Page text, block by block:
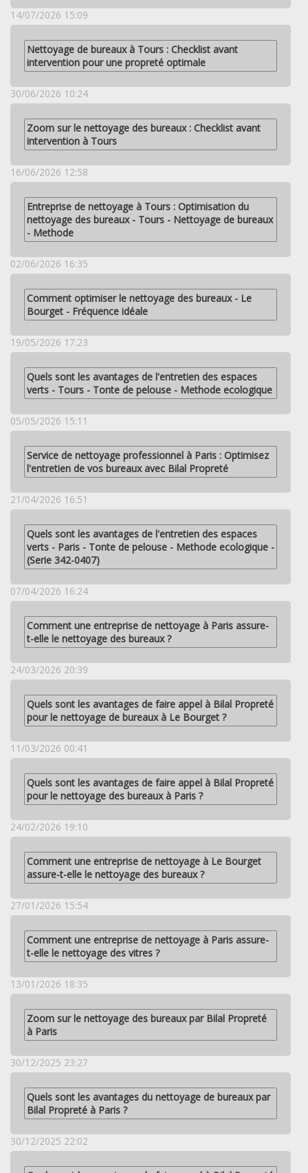
14/07/2026 15:09
Nettoyage de bureaux à Tours : Checklist avant
intervention pour une propreté optimale
30/06/2026 10:24
Zoom sur le nettoyage des bureaux : Checklist avant
intervention à Tours
16/06/2026 12:58
Entreprise de nettoyage à Tours : Optimisation du
nettoyage des bureaux - Tours - Nettoyage de bureaux
- Methode
02/06/2026 16:35
Comment optimiser le nettoyage des bureaux - Le
Bourget - Fréquence idéale
19/05/2026 17:23
Quels sont les avantages de l'entretien des espaces
verts - Tours - Tonte de pelouse - Methode ecologique
05/05/2026 15:11
Service de nettoyage professionnel à Paris : Optimisez
l'entretien de vos bureaux avec Bilal Propreté
21/04/2026 16:51
Quels sont les avantages de l'entretien des espaces
verts - Paris - Tonte de pelouse - Methode ecologique -
(Serie 342-0407)
07/04/2026 16:24
Comment une entreprise de nettoyage à Paris assure-
t-elle le nettoyage des bureaux ?
24/03/2026 20:39
Quels sont les avantages de faire appel à Bilal Propreté
pour le nettoyage de bureaux à Le Bourget ?
11/03/2026 00:41
Quels sont les avantages de faire appel à Bilal Propreté
pour le nettoyage des bureaux à Paris ?
24/02/2026 19:10
Comment une entreprise de nettoyage à Le Bourget
assure-t-elle le nettoyage des bureaux ?
27/01/2026 15:54
Comment une entreprise de nettoyage à Paris assure-
t-elle le nettoyage des vitres ?
13/01/2026 18:35
Zoom sur le nettoyage des bureaux par Bilal Propreté
à Paris
30/12/2025 23:27
Quels sont les avantages du nettoyage de bureaux par
Bilal Propreté à Paris ?
30/12/2025 22:02